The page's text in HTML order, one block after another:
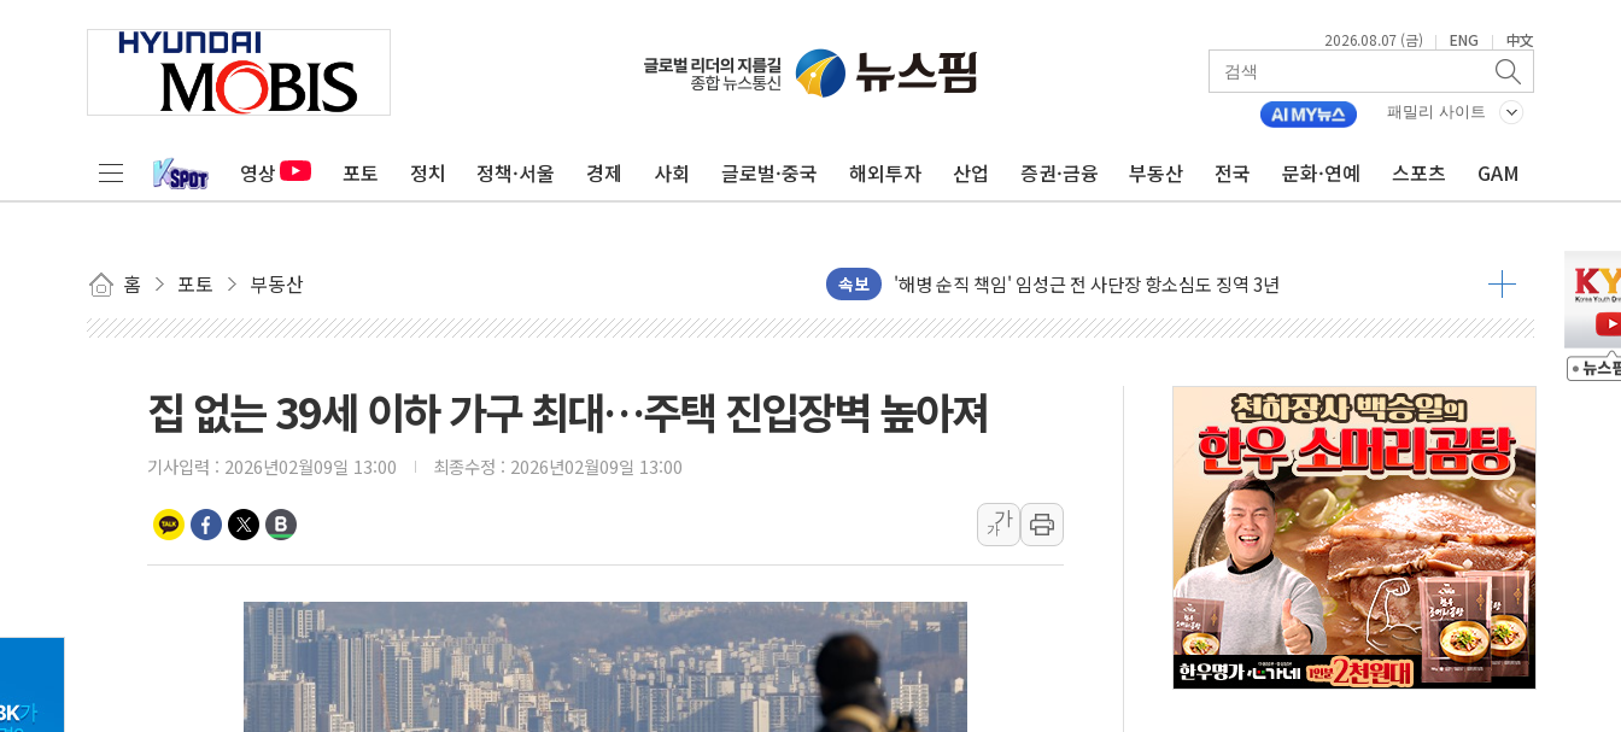
2026.08.07 (금) | ENG | 中文
패밀리 사이트
영상 포토 정치 정책·서울 경제 사회 글로벌·중국 해외투자 산업 증권·금융 부동산 전국 문화·연예 스포츠 GAM
홈 포토 부동산 속보
전남광주 화정역 인근 도로 4중 추돌…1명 심정지·5명 부상
'해병 순직 책임' 임성근 전 사단장 항소심도 징역 3년
헥토이노베이션, 상반기 매출 첫 2000억원 돌파
NH농협은행, 모두투어 제휴 여행적금 완판
민병덕 "오늘 67개 점포 영업 재개...장바구니에 홈플러스 담아달라" 호소
하나금융이 쏘아 올린 CIFO, 금융지주 포용금융 조직개편 신호탄
종합특검, '尹 관저 이전 감사 무마' 유병호 구속 기소
코스피·코스닥 오전 동반 하락…내린 종목이 두 배 넘어
'입추'인데 연일 찜통더위…김성환 기후부 장관 "예측범위 벗어나도 즉시대응"
"최대 2시간 앞서 침수 예측"…건설연, AI 위험기상 기술 개발
유니슨 "국내생산세액공제·인증제도 개선 수혜 기대"
창호 교체하다 난간 무너져…대전서 50대 일용직 추락 사망
장동혁 "규제와 대출 풀고 재개발·재건축 촉진하는 것이 부동산 정상화"
집 없는 39세 이하 가구 최대…주택 진입장벽 높아져
기사입력 : 2026년02월09일 13:00 최종수정 : 2026년02월09일 13:00
가
가